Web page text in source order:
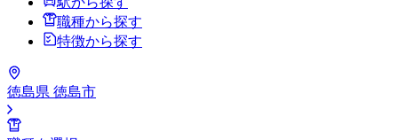
職種から探す
特徴から探す
徳島県 徳島市